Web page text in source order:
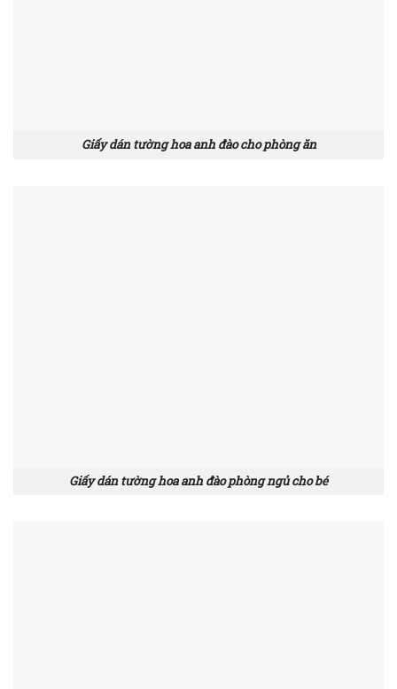
Giấy dán tường hoa anh đào cho phòng ăn
Giấy dán tường hoa anh đào phòng ngủ cho bé